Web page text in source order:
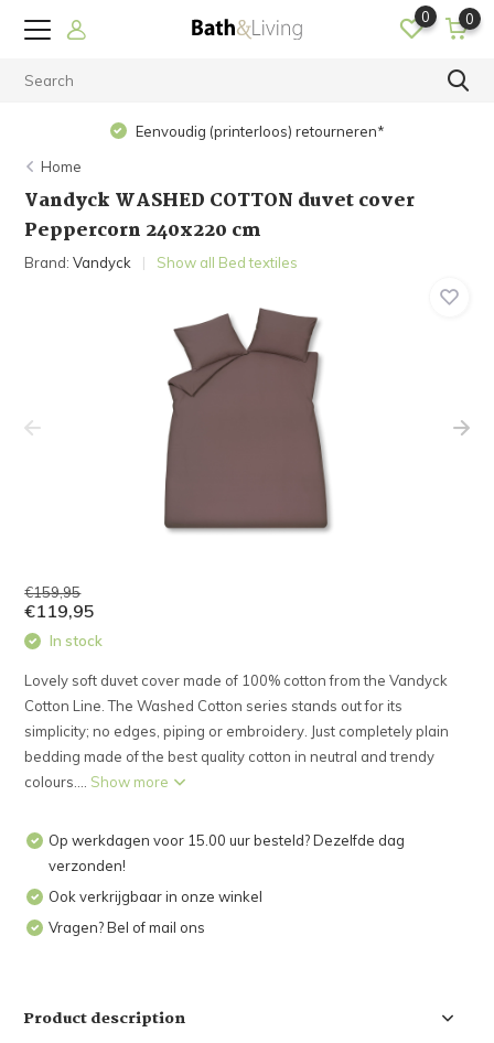
0 0
Eenvoudig (printerloos) retourneren*
Home
Vandyck WASHED COTTON duvet cover
Peppercorn 240x220 cm
Brand:Vandyck Show all Bed textiles
€159,95
€119,95
In stock
Lovely soft duvet cover made of 100% cotton from the Vandyck
Cotton Line. The Washed Cotton series stands out for its
simplicity; no edges, piping or embroidery. Just completely plain
bedding made of the best quality cotton in neutral and trendy
colours.... Show more
Op werkdagen voor 15.00 uur besteld? Dezelfde dag
verzonden!
Ook verkrijgbaar in onze winkel
Vragen? Bel of mail ons
Product description